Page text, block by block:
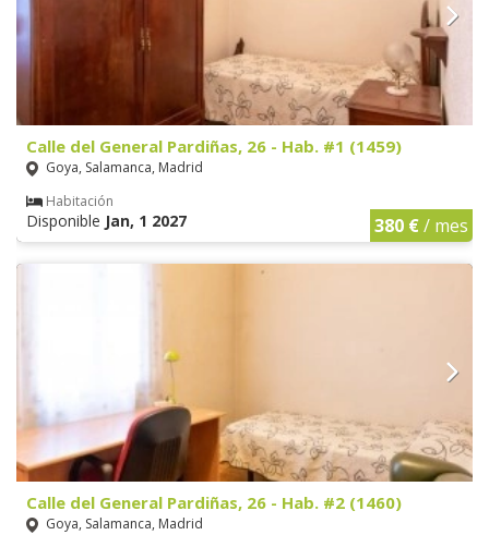
Calle del General Pardiñas, 26 - Hab. #1 (1459)
Goya, Salamanca, Madrid
Habitación
Disponible Jan, 1 2027 380 €/ mes
Calle del General Pardiñas, 26 - Hab. #2 (1460)
Goya, Salamanca, Madrid